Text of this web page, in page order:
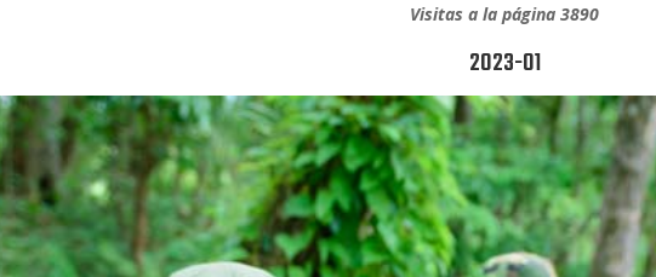
Visitas a la página 3890
2023-01